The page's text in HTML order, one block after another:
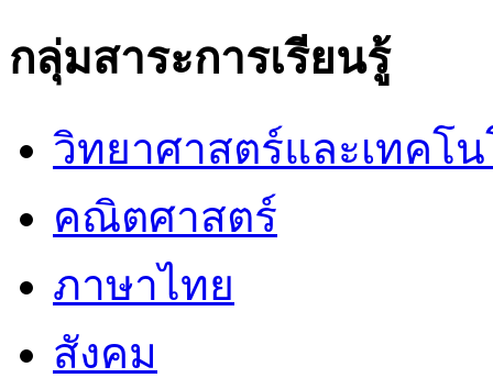
กลุ่มสาระการเรียนรู้
วิทยาศาสตร์และเทคโ
คณิตศาสตร์
ภาษาไทย
สังคม